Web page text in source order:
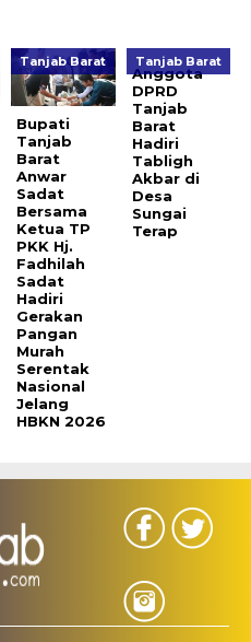
Tanjab Barat
Bupati
Tanjab
Barat
Anwar
Sadat
Bersama
Ketua TP
PKK Hj.
Fadhilah
Sadat
Hadiri
Gerakan
Pangan
Murah
Serentak
Nasional
Jelang
HBKN 2026
Tanjab Barat
Anggota
DPRD
Tanjab
Barat
Hadiri
Tabligh
Akbar di
Desa
Sungai
Terap